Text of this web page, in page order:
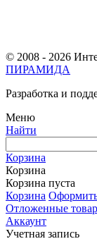
© 2008 - 2026
ПИРАМИДА
Разработка и
Меню
Найти
Корзина
Корзина
Корзина пуста
Корзина Оформить
Отложенные
Аккаунт
Учетная запись